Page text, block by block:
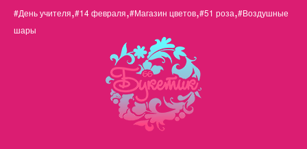
#День учителя,#14 февраля,#Магазин цветов,#51 роза,#Воздушные
шары